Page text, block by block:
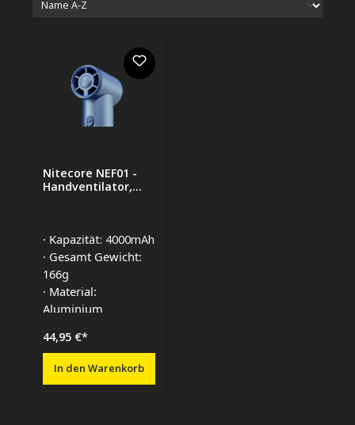
Nitecore NEF01 -
Handventilator,
· Kapazität: 4000mAh
· Gesamt Gewicht:
166g
· Material:
Aluminium
44,95 €*
In den Warenkorb